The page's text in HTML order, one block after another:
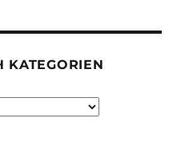
KATEGORIEN